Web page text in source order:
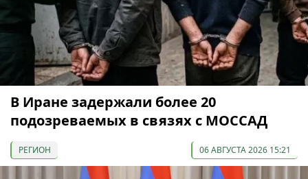
В Иране задержали более 20
подозреваемых в связях с МОССАД
РЕГИОН 06 АВГУСТА 2026 15:21